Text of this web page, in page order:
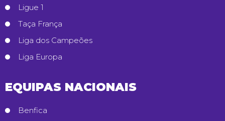
Ligue 1
Taça França
Liga dos Campeões
Liga Europa
EQUIPAS NACIONAIS
Benfica